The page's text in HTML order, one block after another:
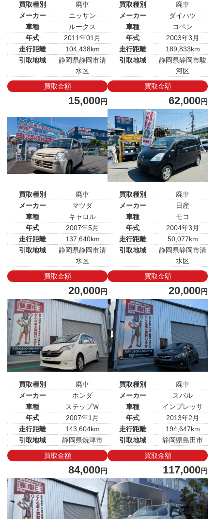
買取種別
廃車
メーカー
ニッサン
車種
ルークス
年式
2011年01月
走行距離
104,438km
引取地域
静岡県静岡市清
水区
買取金額
15,000円
買取種別
廃車
メーカー
ダイハツ
車種
コペン
年式
2003年3月
走行距離
189,833km
引取地域
静岡県静岡市駿
河区
買取金額
62,000円
買取種別
廃車
メーカー
マツダ
車種
キャロル
年式
2007年5月
走行距離
137,640km
引取地域
静岡県静岡市清
水区
買取金額
20,000円
買取種別
廃車
メーカー
日産
車種
モコ
年式
2004年3月
走行距離
50,077km
引取地域
静岡県静岡市清
水区
買取金額
20,000円
買取種別
廃車
メーカー
ホンダ
車種
ステップＷ
年式
2007年1月
走行距離
143,604km
引取地域
静岡県焼津市
買取金額
84,000円
買取種別
廃車
メーカー
スバル
車種
インプレッサ
年式
2013年2月
走行距離
194,647km
引取地域
静岡県島田市
買取金額
117,000円